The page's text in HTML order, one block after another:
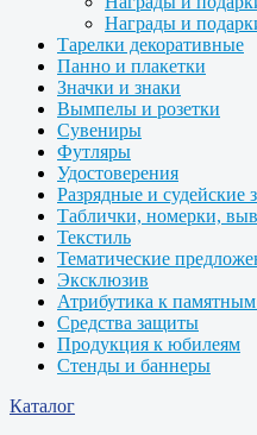
Награды и
Тарелки декоративные
Панно и плакетки
Значки и знаки
Вымпелы и розетки
Сувениры
Футляры
Удостоверения
Разрядные и судейские
Таблички, номерки,
Текстиль
Тематические
Эксклюзив
Атрибутика к
Средства защиты
Продукция к юбилеям
Стенды и баннеры
Каталог